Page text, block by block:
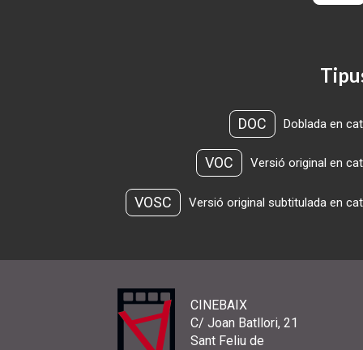
DOC Doblada en
VOC Versió original en
VOSC Versió original subtitulada en
CINEBAIX
C/ Joan Batllori, 21
Sant Feliu de